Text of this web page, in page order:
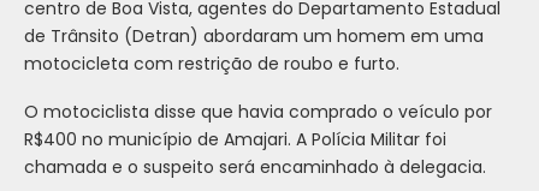
centro de Boa Vista, agentes do Departamento Estadual
de Trânsito (Detran) abordaram um homem em uma
motocicleta com restrição de roubo e furto.
O motociclista disse que havia comprado o veículo por
R$400 no município de Amajari. A Polícia Militar foi
chamada e o suspeito será encaminhado à delegacia.